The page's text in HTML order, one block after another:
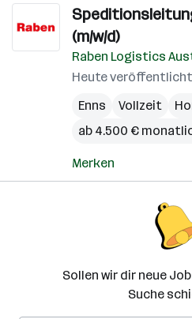
(m/w/d)
Raben Logistics
Heute veröffentlicht
Enns
Vollzeit
ab 4.500 €
Merken
Sollen wir dir neue
Suche